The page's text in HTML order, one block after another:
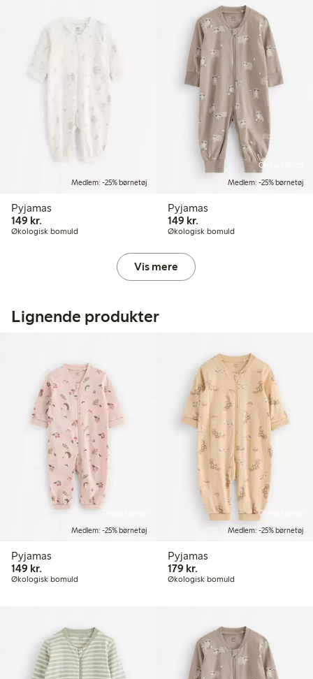
Medlem: -25% børnetøj
Pyjamas
149 kr.
Økologisk bomuld
Online edition
Medlem: -25% børnetøj
Pyjamas
149 kr.149,00 kr.
Økologisk bomuld
Vis mere
Lignende produkter
Medlem: -25% børnetøj
Pyjamas
149 kr.
Økologisk bomuld
Online edition
Medlem: -25% børnetøj
Pyjamas
179 kr.
Økologisk bomuld